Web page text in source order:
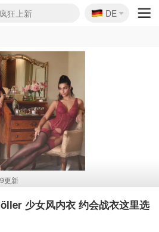
！
狂上新
大促
随时失效
家85折
额外叠85折
！每日更新
5折起+叠9折
仅€192
🇩🇪
DE
更新
少女风内衣 约会战衣这里选